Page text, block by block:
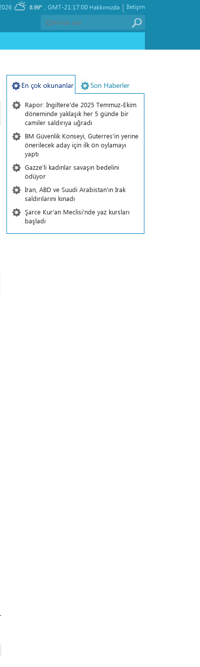
GMT-21:17:00
8.99° İletişim
|
Hakkımızda
En çok okunanlar Son Haberler
Rapor: İngiltere'de 2025 Temmuz-Ekim
döneminde yaklaşık her 5 günde bir
camiler saldırıya uğradı
BM Güvenlik Konseyi, Guterres'in yerine
önerilecek aday için ilk ön oylamayı
yaptı
Gazze'li kadınlar savaşın bedelini
ödüyor
İran, ABD ve Suudi Arabistan'ın Irak
saldırılarını kınadı
Şarce Kur’an Meclisi’nde yaz kursları
başladı